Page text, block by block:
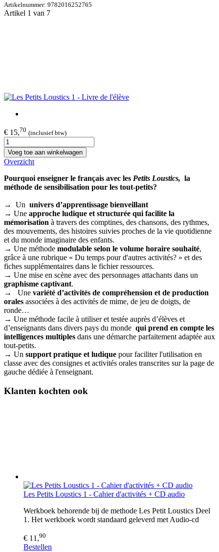
Artikelnummer: 9782016252765
Artikel 1 van 7
€ 15,70 (inclusief btw)
Voeg toe aan winkelwagen
Overzicht
Pourquoi enseigner le français avec les Petits Loustics, la
méthode de sensibilisation pour les tout-petits?
→ Un univers d’apprentissage bienveillant
→ Une approche ludique et structurée qui facilite la
mémorisation à travers des comptines, des chansons, des rythmes,
des mouvements, des histoires suivies proches de la vie quotidienne
et du monde imaginaire des enfants.
→ Une méthode modulable selon le volume horaire souhaité,
grâce à une rubrique « Du temps pour d'autres activités? » et des
fiches supplémentaires dans le fichier ressources.
→ Une mise en scène avec des personnages attachants dans un
graphisme captivant.
→ Une variété d’activités de compréhension et de production
orales associées à des activités de mime, de jeu de doigts, de
ronde…
→ Une méthode facile à utiliser et testée auprès d’élèves et
d’enseignants dans divers pays du monde qui prend en compte les
intelligences multiples dans une démarche parfaitement adaptée aux
tout-petits.
→ Un support pratique et ludique pour faciliter l'utilisation en
classe avec des consignes et activités orales transcrites sur la page de
gauche dédiée à l'enseignant.
Klanten kochten ook
Les Petits Loustics 1 - Cahier d'activités + CD audio
Werkboek behorende bij de methode Les Petit Loustics Deel
1. Het werkboek wordt standaard geleverd met Audio-cd
€ 11,90
Bestellen